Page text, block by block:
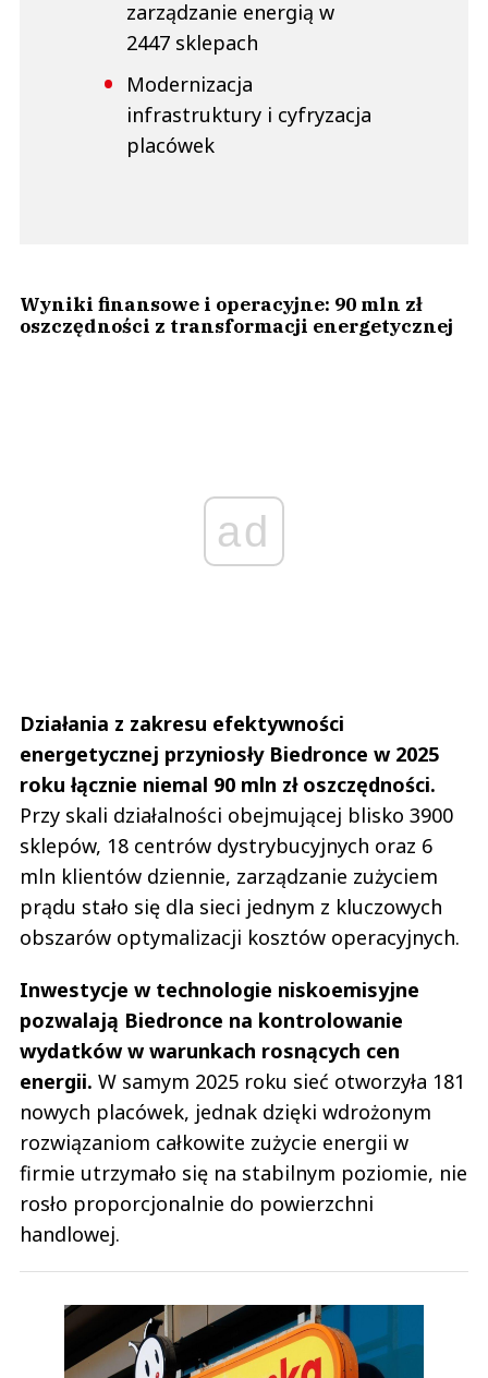
zarządzanie energią w
2447 sklepach
Modernizacja
infrastruktury i cyfryzacja
placówek
Wyniki finansowe i operacyjne: 90 mln zł
oszczędności z transformacji energetycznej
ad
Działania z zakresu efektywności
energetycznej przyniosły Biedronce w 2025
roku łącznie niemal 90 mln zł oszczędności.
Przy skali działalności obejmującej blisko 3900
sklepów, 18 centrów dystrybucyjnych oraz 6
mln klientów dziennie, zarządzanie zużyciem
prądu stało się dla sieci jednym z kluczowych
obszarów optymalizacji kosztów operacyjnych.
Inwestycje w technologie niskoemisyjne
pozwalają Biedronce na kontrolowanie
wydatków w warunkach rosnących cen
energii. W samym 2025 roku sieć otworzyła 181
nowych placówek, jednak dzięki wdrożonym
rozwiązaniom całkowite zużycie energii w
firmie utrzymało się na stabilnym poziomie, nie
rosło proporcjonalnie do powierzchni
handlowej.